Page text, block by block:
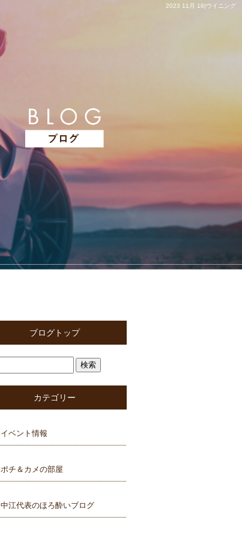
2023 11月 16|ウイニング
ブログトップ
カテゴリー
イベント情報
ポチ＆カメの部屋
中江代表のほろ酔いブログ